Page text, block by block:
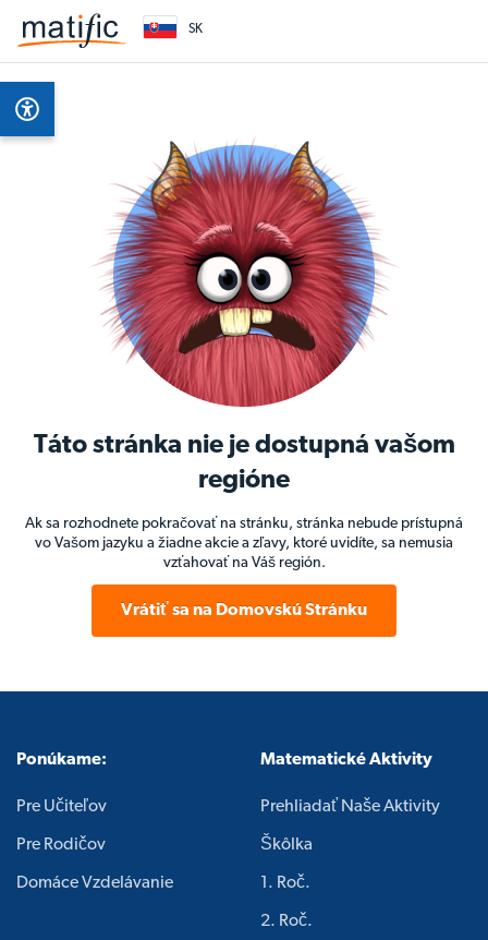
SK
Táto stránka nie je dostupná vašom
regióne
Ak sa rozhodnete pokračovať na stránku, stránka nebude prístupná
vo Vašom jazyku a žiadne akcie a zľavy, ktoré uvidíte, sa nemusia
vzťahovať na Váš región.
Vrátiť sa na Domovskú Stránku
Ponúkame:
Pre Učiteľov
Pre Rodičov
Domáce Vzdelávanie
Matematické Aktivity
Prehliadať Naše Aktivity
Škôlka
1. Roč.
2. Roč.